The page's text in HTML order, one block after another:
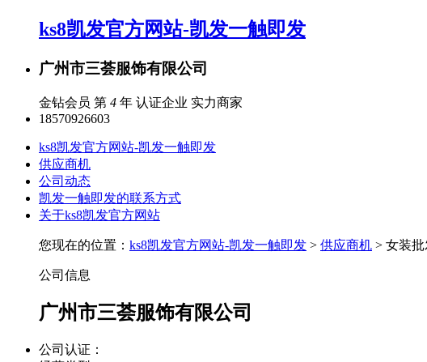
ks8凯发官方网站-凯发一触即发
广州市三荟服饰有限公司
金钻会员 第 4 年 认证企业 实力商家
18570926603
ks8凯发官方网站-凯发一触即发
供应商机
公司动态
凯发一触即发的联系方式
关于ks8凯发官方网站
您现在的位置： ks8凯发官方网站-凯发一触即发 > 供应商机 > 女装
公司信息
广州市三荟服饰有限公司
公司认证：